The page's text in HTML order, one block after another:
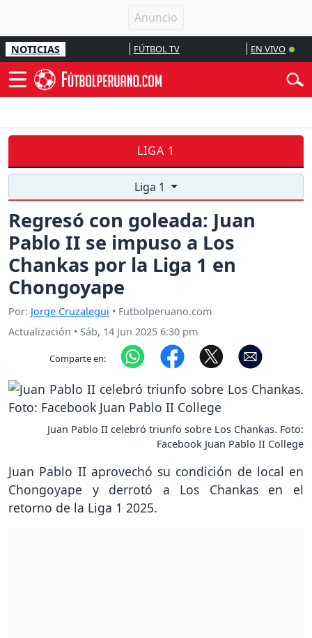
NOTICIAS FÚTBOL TV EN VIVO
LIGA 1
Liga 1
Regresó con goleada: Juan
Pablo II se impuso a Los
Chankas por la Liga 1 en
Chongoyape
Por: Jorge Cruzalegui • Futbolperuano.com
Actualización • Sáb, 14 Jun 2025 6:30 pm
Comparte en:
Juan Pablo II celebró triunfo sobre Los Chankas. Foto:
Facebook Juan Pablo II College
Juan Pablo II aprovechó su condición de local en
Chongoyape y derrotó a Los Chankas en el
retorno de la Liga 1 2025.